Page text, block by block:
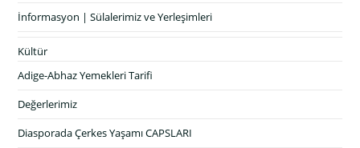
İnformasyon | Sülalerimiz ve Yerleşimleri
Kültür
Adige-Abhaz Yemekleri Tarifi
Değerlerimiz
Diasporada Çerkes Yaşamı CAPSLARI